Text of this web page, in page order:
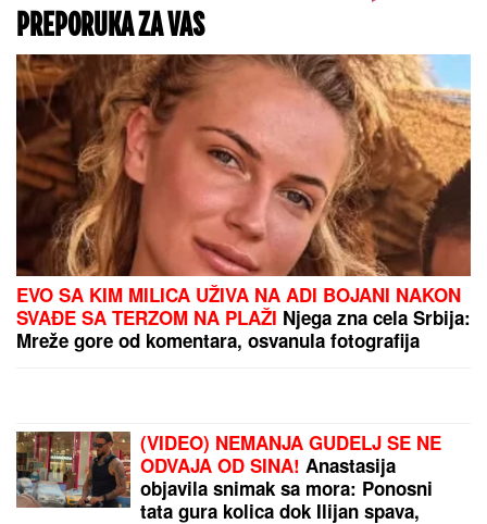
OPASNA ZARAZA SE ŠIRI U
KOMŠILUKU:Hitno se oglasio
ministar zdravlja
na krstarenju, a ovi prizori otkrivaju
istinu o odnosu sa novom snajkom